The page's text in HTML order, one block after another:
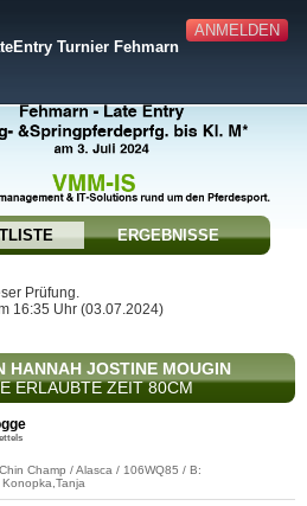
ANMELDEN
Turnier Fehmarn
ERGEBNISSE
Prüfung.
16:35 Uhr (03.07.2024)
HANNAH JOSTINE MOUGIN
ERLAUBTE ZEIT 80CM
Champ / Alasca / 106WQ85 / B: